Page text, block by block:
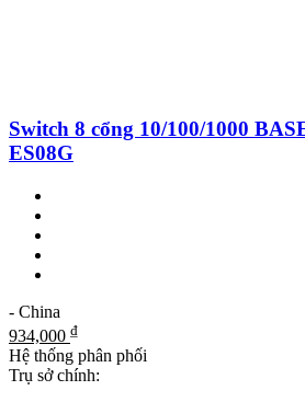
Switch 8 cổng 10/100/1000
ES08G
- China
934,000 ₫
Hệ thống phân phối
Trụ sở chính: